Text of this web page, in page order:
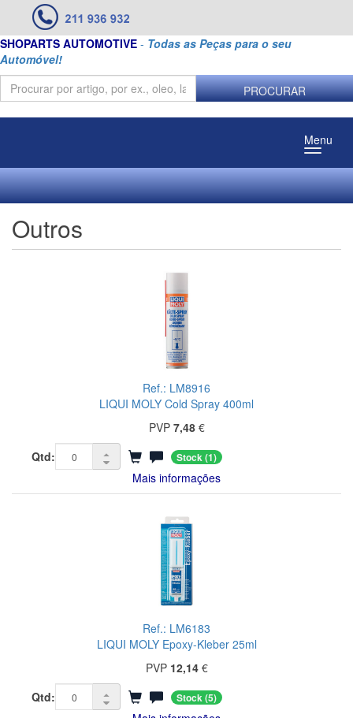
SHOPARTS AUTOMOTIVE - Todas as Peças para o seu
Automóvel!
PROCURAR
Menu
Outros
Ref.: LM8916
LIQUI MOLY Cold Spray 400ml
PVP 7,48€
Qtd:
Stock(1)
Mais informações
Ref.: LM6183
LIQUI MOLY Epoxy-Kleber 25ml
PVP 12,14€
Qtd:
Stock(5)